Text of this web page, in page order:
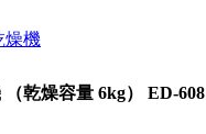
燥機
乾燥容量 6kg） ED-608